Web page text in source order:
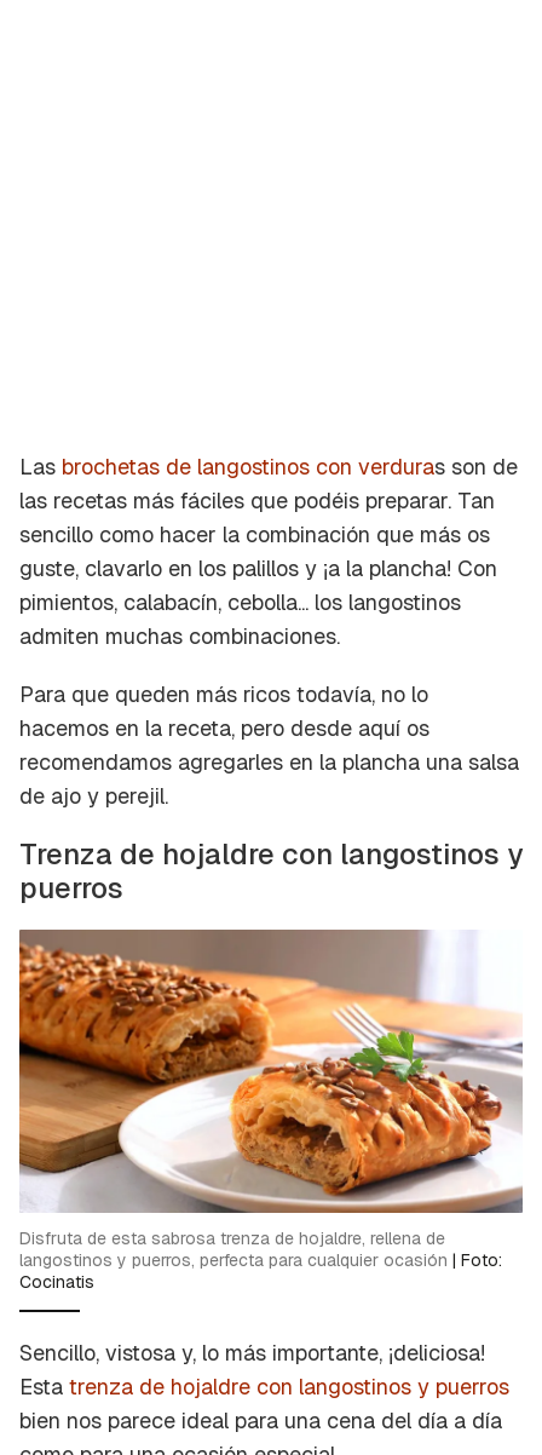
Las brochetas de langostinos con verduras son de
las recetas más fáciles que podéis preparar. Tan
sencillo como hacer la combinación que más os
guste, clavarlo en los palillos y ¡a la plancha! Con
pimientos, calabacín, cebolla... los langostinos
admiten muchas combinaciones.
Para que queden más ricos todavía, no lo
hacemos en la receta, pero desde aquí os
recomendamos agregarles en la plancha una salsa
de ajo y perejil.
Trenza de hojaldre con langostinos y
puerros
Disfruta de esta sabrosa trenza de hojaldre, rellena de
langostinos y puerros, perfecta para cualquier ocasión | Foto:
Cocinatis
Sencillo, vistosa y, lo más importante, ¡deliciosa!
Esta trenza de hojaldre con langostinos y puerros
bien nos parece ideal para una cena del día a día